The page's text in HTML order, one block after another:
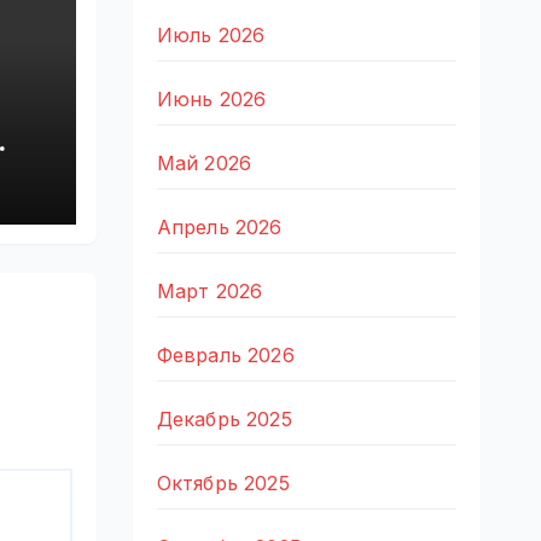
Июль 2026
Июнь 2026
Май 2026
Апрель 2026
Март 2026
Февраль 2026
Декабрь 2025
Октябрь 2025